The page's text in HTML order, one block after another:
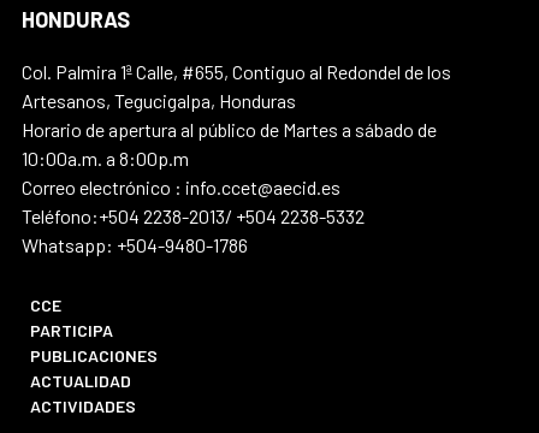
HONDURAS
Col. Palmira 1ª Calle, #655, Contiguo al Redondel de los
Artesanos, Tegucigalpa, Honduras
Horario de apertura al público de Martes a sábado de
10:00a.m. a 8:00p.m
Correo electrónico : info.ccet@aecid.es
Teléfono:+504 2238-2013/ +504 2238-5332
Whatsapp: +504-9480-1786
CCE
PARTICIPA
PUBLICACIONES
ACTUALIDAD
ACTIVIDADES